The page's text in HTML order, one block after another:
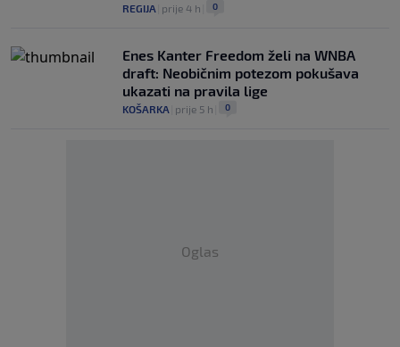
REGIJA prije 4 h 0
Enes Kanter Freedom želi na WNBA
draft: Neobičnim potezom pokušava
ukazati na pravila lige
KOŠARKA prije 5 h 0
Oglas